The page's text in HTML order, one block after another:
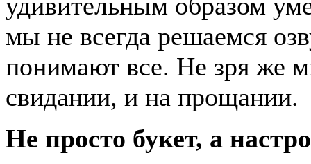
мы не всегда решаемся
понимают все. Не зря же
свидании, и на прощании.
Не просто букет, а